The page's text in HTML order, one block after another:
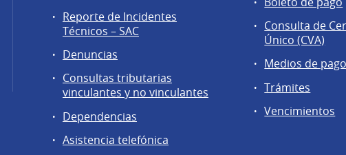
Reporte de Incidentes
Técnicos – SAC
Denuncias
Consultas tributarias
vinculantes y no vinculantes
Dependencias
Asistencia telefónica
Consulta de
Único (CVA)
Medios de
Trámites
Vencimientos